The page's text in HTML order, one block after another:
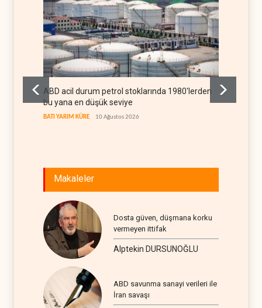
ABD acil durum petrol stoklarında 1980'lerden
bu yana en düşük seviye
BATI YARIM KÜRE 10 Ağustos 2026
Makaleler
Dosta güven, düşmana korku
vermeyen ittifak
Alptekin DURSUNOĞLU
ABD savunma sanayi verileri ile
İran savaşı